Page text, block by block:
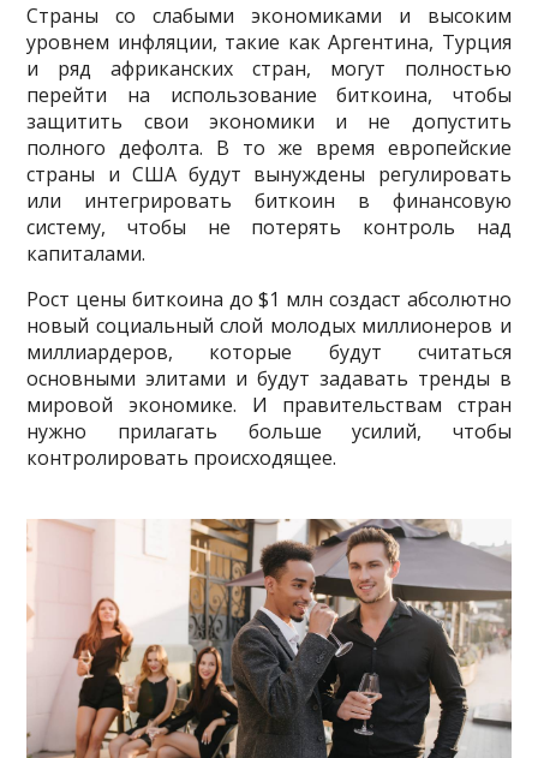
Страны со слабыми экономиками и высоким
уровнем инфляции, такие как Аргентина, Турция
и ряд африканских стран, могут полностью
перейти на использование биткоина, чтобы
защитить свои экономики и не допустить
полного дефолта. В то же время европейские
страны и США будут вынуждены регулировать
или интегрировать биткоин в финансовую
систему, чтобы не потерять контроль над
капиталами.
Рост цены биткоина до $1 млн создаст абсолютно
новый социальный слой молодых миллионеров и
миллиардеров, которые будут считаться
основными элитами и будут задавать тренды в
мировой экономике. И правительствам стран
нужно прилагать больше усилий, чтобы
контролировать происходящее.